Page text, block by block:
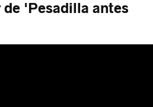
'Pesadilla antes